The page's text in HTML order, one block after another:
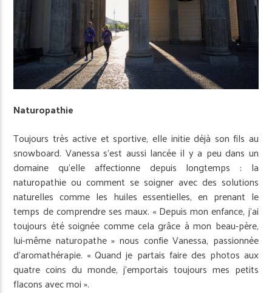
Naturopathie
Toujours très active et sportive, elle initie déjà son fils au
snowboard. Vanessa s’est aussi lancée il y a peu dans un
domaine qu’elle affectionne depuis longtemps : la
naturopathie ou comment se soigner avec des solutions
naturelles comme les huiles essentielles, en prenant le
temps de comprendre ses maux. « Depuis mon enfance, j’ai
toujours été soignée comme cela grâce à mon beau-père,
lui-même naturopathe » nous confie Vanessa, passionnée
d’aromathérapie. « Quand je partais faire des photos aux
quatre coins du monde, j’emportais toujours mes petits
flacons avec moi ».